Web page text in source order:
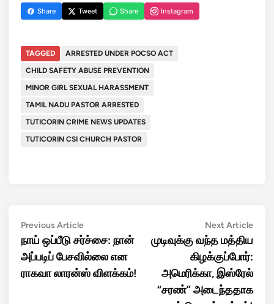
Share Tweet Share Instagram
TAGGED
ARRESTED UNDER POCSO ACT
CHILD SAFETY ABUSE PREVENTION
MINOR GIRL SEXUAL HARASSMENT
TAMIL NADU PASTOR ARRESTED
TUTICORIN CRIME NEWS UPDATES
TUTICORIN CSI CHURCH PASTOR
Post
navigation
Previous ArticlePrevious
article:
நாய் ஒப்பீடு சர்ச்சை: நான்
அப்படிப் பேசவில்லை என
ராகவா லாரன்ஸ் விளக்கம்!
Next ArticleNext
முடிவுக்கு வந்த மத்திய
கிழக்குப்போர்:
அமெரிக்கா, இஸ்ரேல்
“சரண்” அடைந்ததாக